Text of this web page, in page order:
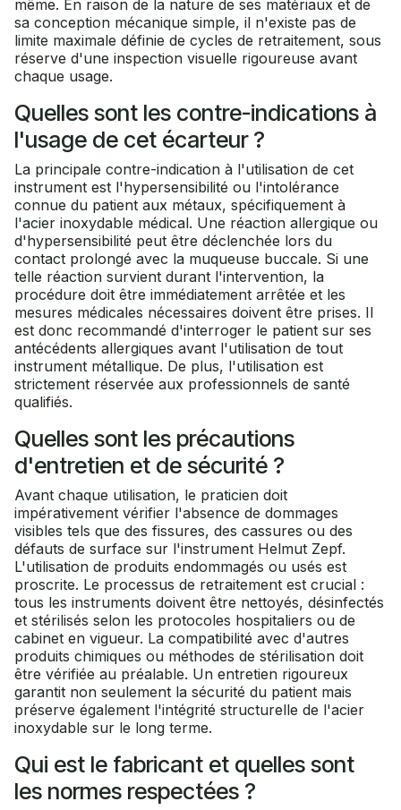
même. En raison de la nature de ses matériaux et de
sa conception mécanique simple, il n'existe pas de
limite maximale définie de cycles de retraitement, sous
réserve d'une inspection visuelle rigoureuse avant
chaque usage.
Quelles sont les contre-indications à
l'usage de cet écarteur ?
La principale contre-indication à l'utilisation de cet
instrument est l'hypersensibilité ou l'intolérance
connue du patient aux métaux, spécifiquement à
l'acier inoxydable médical. Une réaction allergique ou
d'hypersensibilité peut être déclenchée lors du
contact prolongé avec la muqueuse buccale. Si une
telle réaction survient durant l'intervention, la
procédure doit être immédiatement arrêtée et les
mesures médicales nécessaires doivent être prises. Il
est donc recommandé d'interroger le patient sur ses
antécédents allergiques avant l'utilisation de tout
instrument métallique. De plus, l'utilisation est
strictement réservée aux professionnels de santé
qualifiés.
Quelles sont les précautions
d'entretien et de sécurité ?
Avant chaque utilisation, le praticien doit
impérativement vérifier l'absence de dommages
visibles tels que des fissures, des cassures ou des
défauts de surface sur l'instrument Helmut Zepf.
L'utilisation de produits endommagés ou usés est
proscrite. Le processus de retraitement est crucial :
tous les instruments doivent être nettoyés, désinfectés
et stérilisés selon les protocoles hospitaliers ou de
cabinet en vigueur. La compatibilité avec d'autres
produits chimiques ou méthodes de stérilisation doit
être vérifiée au préalable. Un entretien rigoureux
garantit non seulement la sécurité du patient mais
préserve également l'intégrité structurelle de l'acier
inoxydable sur le long terme.
Qui est le fabricant et quelles sont
les normes respectées ?